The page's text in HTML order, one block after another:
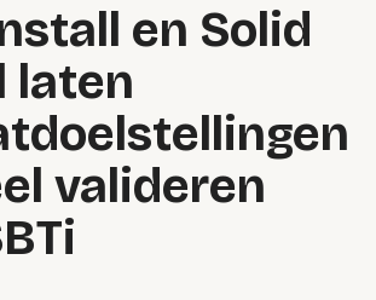
en Solid
laten
valideren